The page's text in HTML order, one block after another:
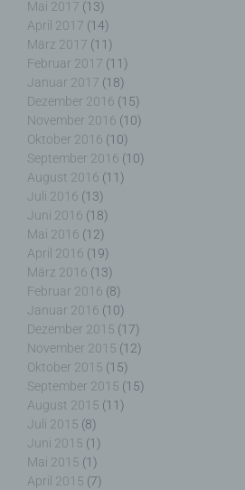
Mai 2017 (13)
April 2017 (14)
März 2017 (11)
Februar 2017 (11)
Januar 2017 (18)
Dezember 2016 (15)
November 2016 (10)
Oktober 2016 (10)
September 2016 (10)
August 2016 (11)
Juli 2016 (13)
Juni 2016 (18)
Mai 2016 (12)
April 2016 (19)
März 2016 (13)
Februar 2016 (8)
Januar 2016 (10)
Dezember 2015 (17)
November 2015 (12)
Oktober 2015 (15)
September 2015 (15)
August 2015 (11)
Juli 2015 (8)
Juni 2015 (1)
Mai 2015 (1)
April 2015 (7)
Zahlreiche Internetseiten und
Cookies. Viele Cookies
Cookie-ID. Eine Cookie-ID
Kennung des Cookies. Sie
Zeichenfolge, durch welche
Server dem konkreten
werden können, in dem das
wurde. Dies ermöglicht es
Internetseiten und Servern,
Browser der betroffenen
Internetbrowsern, die andere
zu unterscheiden. Ein
kann über die eindeutige
und identifiziert werden.
Durch den Einsatz von
dieser Internetseite
bereitstellen, die ohne die
möglich wären.
Mittels eines Cookies können
und Angebote auf unserer
des Benutzers optimiert
ermöglichen uns, wie
Benutzer unserer Internetseite
Zweck dieser